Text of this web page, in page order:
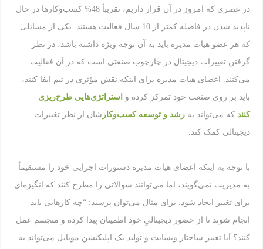
در عصری که امروز در آن قرار داریم، تقریباً 48% کسب‌وکارها در حال
ناپدید شدن در فاصله کمتر از 10 سال فعالیت هستند. یکی از مسائلی
که هر عضو هیات مدیره باید به آن توجه ویژه داشته باشد، در نظر
گرفتن تغییرات دیجیتال در چارچوب صنعتی است که در آن فعالیت
می‌کنند. اعضای هیات مدیره برای اینکه نقش مؤثری در تیم ایفا کنند،
باید بر روی صنعت خود تمرکز کرده و استراتژی‌هایی طرح‌ریزی
کنند که می‌تواند به رشد و توسعه کسب‌وکار شان از نظر تغییرات
دیجیتالی کمک کند.
با توجه به اینکه اعضای هیات مدیره دستورات اجرایی خود را مستقیماً
به مدیریت نمی‌گویند، اما می‌توانند سوالاتی را مطرح کنند که انگیزه‌ای
برای تغییر ایجاد شود. برای مثال می‌توان پرسید: “چه کارهایی باید
انجام شوند تا از حضور دیجیتالیِ خود اطمینان پبدا کرده و منجسم عمل
کنند؟ آیا تغییر ساختار وبسایت و تولید یک اپلیکیشن موبایل می‌تواند به